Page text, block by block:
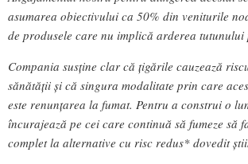
asumarea obiectivului ca 50% din veniturile
de produsele care nu implică arderea tutunului
Compania susține clar că țigările cauzează
sănătății și că singura modalitate prin care
este renunțarea la fumat. Pentru a construi o
încurajează pe cei care continuă să fumeze să
complet la alternative cu risc redus* dovedit